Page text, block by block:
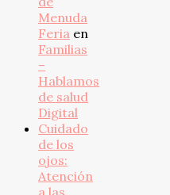
Menuda
Feria en
Familias
–
Hablamos
de salud
Digital
Cuidado
de los
ojos:
Atención